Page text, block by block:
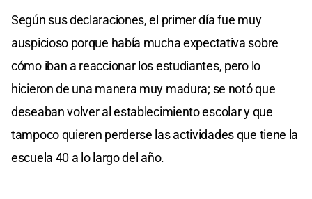
Según sus declaraciones, el primer día fue muy
auspicioso porque había mucha expectativa sobre
cómo iban a reaccionar los estudiantes, pero lo
hicieron de una manera muy madura; se notó que
deseaban volver al establecimiento escolar y que
tampoco quieren perderse las actividades que tiene la
escuela 40 a lo largo del año.